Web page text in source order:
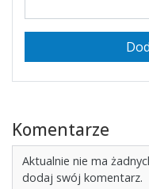
Komentarze
Aktualnie nie ma
dodaj swój komentarz.